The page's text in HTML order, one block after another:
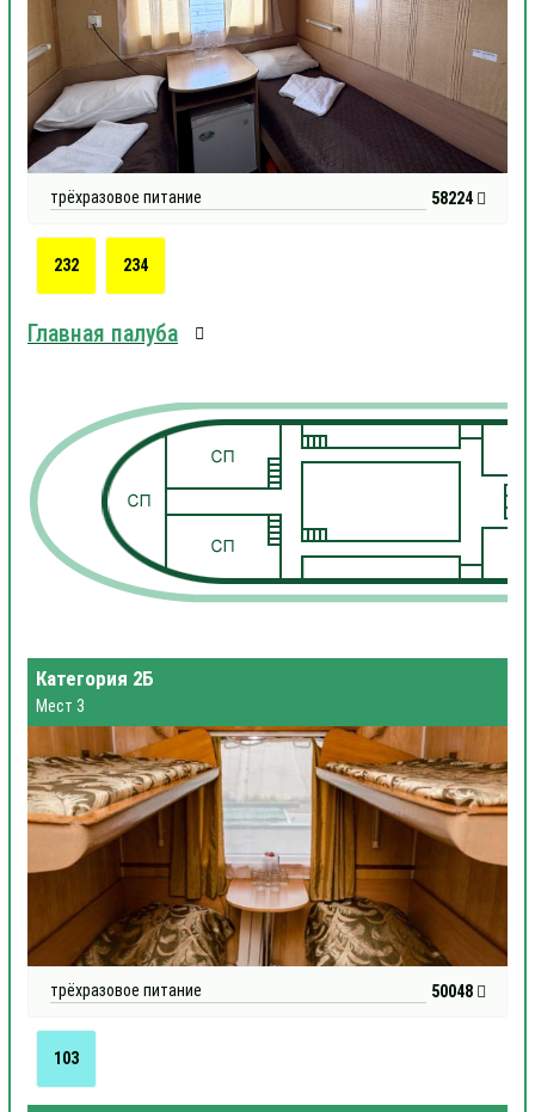
трёхразовое питание 58224
232 234
Главная палуба
Категория 2Б
Мест 3
трёхразовое питание 50048
103